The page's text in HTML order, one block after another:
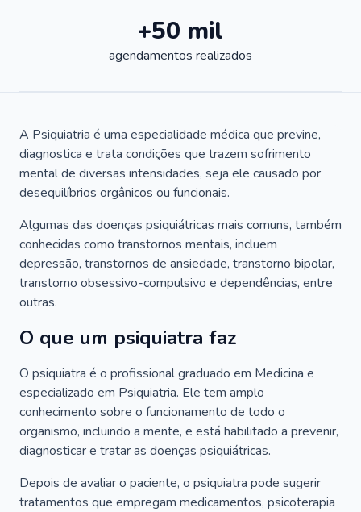
+50 mil
agendamentos realizados
A Psiquiatria é uma especialidade médica que previne,
diagnostica e trata condições que trazem sofrimento
mental de diversas intensidades, seja ele causado por
desequilíbrios orgânicos ou funcionais.
Algumas das doenças psiquiátricas mais comuns, também
conhecidas como transtornos mentais, incluem
depressão, transtornos de ansiedade, transtorno bipolar,
transtorno obsessivo-compulsivo e dependências, entre
outras.
O que um psiquiatra faz
O psiquiatra é o profissional graduado em Medicina e
especializado em Psiquiatria. Ele tem amplo
conhecimento sobre o funcionamento de todo o
organismo, incluindo a mente, e está habilitado a prevenir,
diagnosticar e tratar as doenças psiquiátricas.
Depois de avaliar o paciente, o psiquiatra pode sugerir
tratamentos que empregam medicamentos, psicoterapia